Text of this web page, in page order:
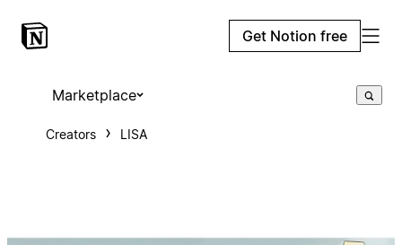
Get Notion free
Marketplace
Creators LISA